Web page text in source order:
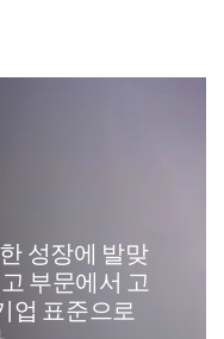
성장에 발맞
부문에서 고
업 표준으로